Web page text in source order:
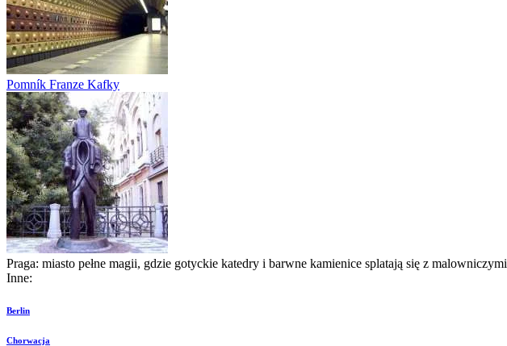
Pomník Franze Kafky
Praga: miasto pełne magii, gdzie gotyckie katedry i barwne kamienice splatają się z
Inne:
Berlin
Chorwacja